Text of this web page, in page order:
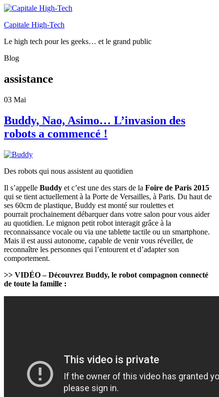
Capitale High-Tech
Le high tech pour les geeks… et le grand public
Blog
assistance
03 Mai
Buddy, Nao, Asimo… L’invasion des
robots a commencé !
Des robots qui nous assistent au quotidien
Il s’appelle Buddy et c’est une des stars de la Foire de Paris 2015
qui se tient actuellement à la Porte de Versailles, à Paris. Du haut de
ses 60cm de plastique, Buddy est monté sur roulettes et
pourrait prochainement débarquer dans votre salon pour vous aider
au quotidien. Le mignon petit robot interagit grâce à la
reconnaissance vocale ou via une tablette tactile ou un smartphone.
Mais il est aussi autonome, capable de venir vous réveiller, de
reconnaître les personnes qui l’entourent et d’adapter son
comportement.
>> VIDÉO – Découvrez Buddy, le robot compagnon connecté
de toute la famille :